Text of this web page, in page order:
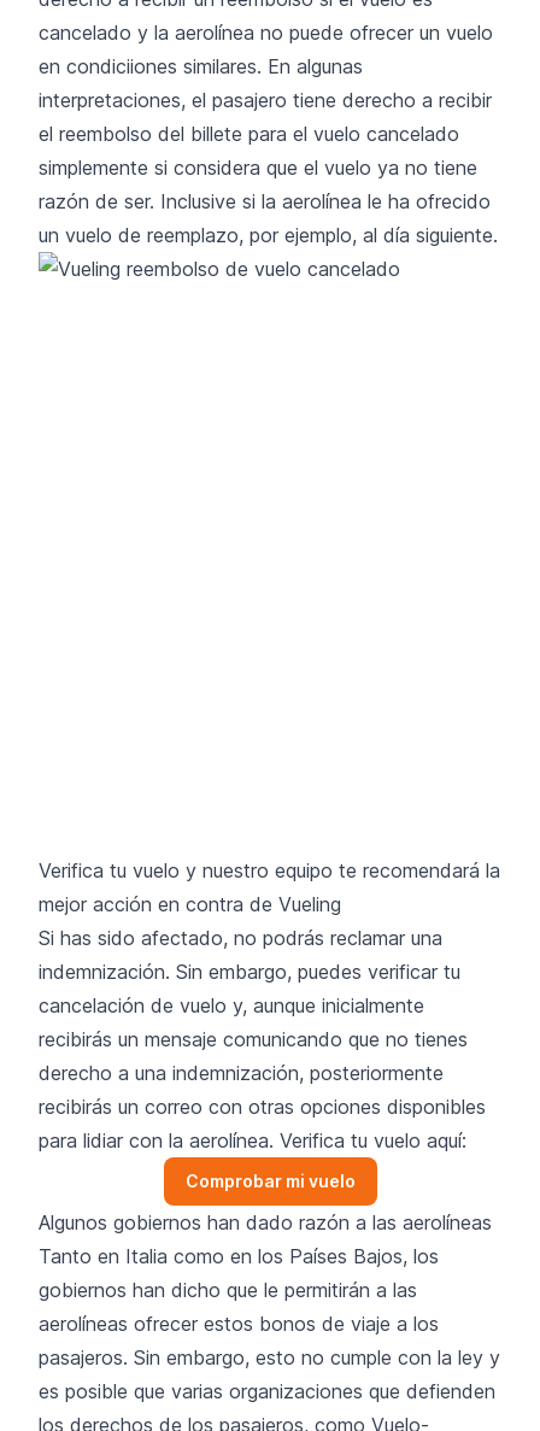
cancelado y la aerolínea no puede ofrecer un vuelo
en condiciiones similares. En algunas
interpretaciones, el pasajero tiene derecho a recibir
el reembolso del billete para el vuelo cancelado
simplemente si considera que el vuelo ya no tiene
razón de ser. Inclusive si la aerolínea le ha ofrecido
un vuelo de reemplazo, por ejemplo, al día siguiente.
Verifica tu vuelo y nuestro equipo te recomendará la
mejor acción en contra de Vueling
Si has sido afectado, no podrás reclamar una
indemnización. Sin embargo, puedes verificar tu
cancelación de vuelo y, aunque inicialmente
recibirás un mensaje comunicando que no tienes
derecho a una indemnización, posteriormente
recibirás un correo con otras opciones disponibles
para lidiar con la aerolínea. Verifica tu vuelo aquí:
Comprobar mi vuelo
Algunos gobiernos han dado razón a las aerolíneas
Tanto en Italia como en los Países Bajos, los
gobiernos han dicho que le permitirán a las
aerolíneas ofrecer estos bonos de viaje a los
pasajeros. Sin embargo, esto no cumple con la ley y
es posible que varias organizaciones que defienden
los derechos de los pasajeros, como Vuelo-